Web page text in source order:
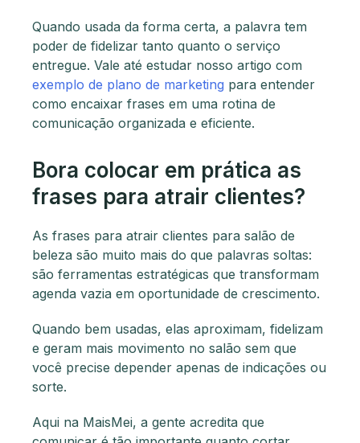
Quando usada da forma certa, a palavra tem
poder de fidelizar tanto quanto o serviço
entregue. Vale até estudar nosso artigo com
exemplo de plano de marketing para entender
como encaixar frases em uma rotina de
comunicação organizada e eficiente.
Bora colocar em prática as
frases para atrair clientes?
As frases para atrair clientes para salão de
beleza são muito mais do que palavras soltas:
são ferramentas estratégicas que transformam
agenda vazia em oportunidade de crescimento.
Quando bem usadas, elas aproximam, fidelizam
e geram mais movimento no salão sem que
você precise depender apenas de indicações ou
sorte.
Aqui na MaisMei, a gente acredita que